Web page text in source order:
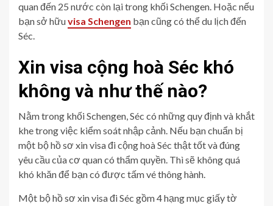
quan đến 25 nước còn lại trong khối Schengen. Hoặc nếu
bạn sở hữuvisa Schengen bạn cũng có thể du lịch đến
Séc.
Xin visa cộng hoà Séc khó
không và như thế nào?
Nằm trong khối Schengen, Séc có những quy định và khắt
khe trong việc kiểm soát nhập cảnh. Nếu bạn chuẩn bị
một bộ hồ sơ xin visa đi cộng hoà Séc thật tốt và đúng
yêu cầu của cơ quan có thẩm quyền. Thì sẽ không quá
khó khăn để bạn có được tấm vé thông hành.
Một bộ hồ sơ xin visa đi Séc gồm 4 hạng mục giấy tờ